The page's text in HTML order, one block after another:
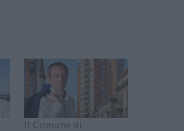
Il Comune di